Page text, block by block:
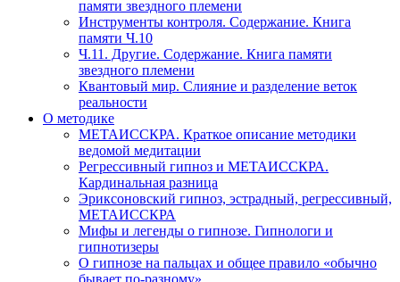
памяти звездного племени
Инструменты контроля. Содержание. Книга
памяти Ч.10
Ч.11. Другие. Содержание. Книга памяти
звездного племени
Квантовый мир. Слияние и разделение веток
реальности
О методике
МЕТАИССКРА. Краткое описание методики
ведомой медитации
Регрессивный гипноз и МЕТАИССКРА.
Кардинальная разница
Эриксоновский гипноз, эстрадный, регрессивный,
МЕТАИССКРА
Мифы и легенды о гипнозе. Гипнологи и
гипнотизеры
О гипнозе на пальцах и общее правило «обычно
бывает по-разному»